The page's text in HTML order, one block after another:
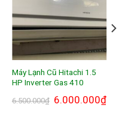
Máy Lạnh Cũ Hitachi 1.5
HP Inverter Gas 410
6.500.000₫ 6.000.000₫